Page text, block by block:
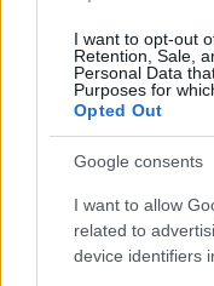
I want to opt-out
Retention, Sale,
Personal Data
Purposes for
Opted Out
Google consents
I want to allow
related to
device identifiers
Continua a
FINANZA